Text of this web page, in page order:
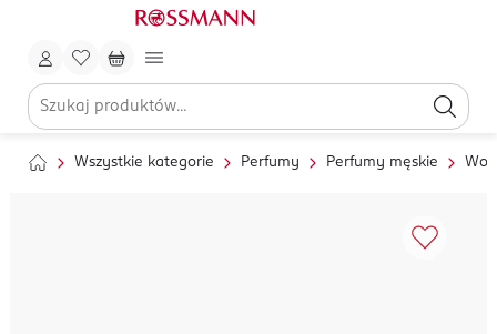
Wszystkie kategorie Perfumy Perfumy męskie